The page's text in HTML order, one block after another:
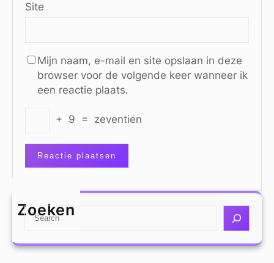
Site
Mijn naam, e-mail en site opslaan in deze
browser voor de volgende keer wanneer ik
een reactie plaats.
+ 9 = zeventien
Zoeken
S
a